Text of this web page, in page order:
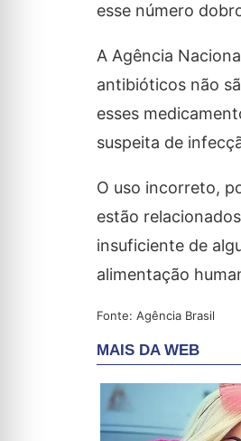
esse número
A Agência
antibióticos não
esses
suspeita de
O uso incorreto,
estão
insuficiente de
alimentação
Fonte: Agência Brasil